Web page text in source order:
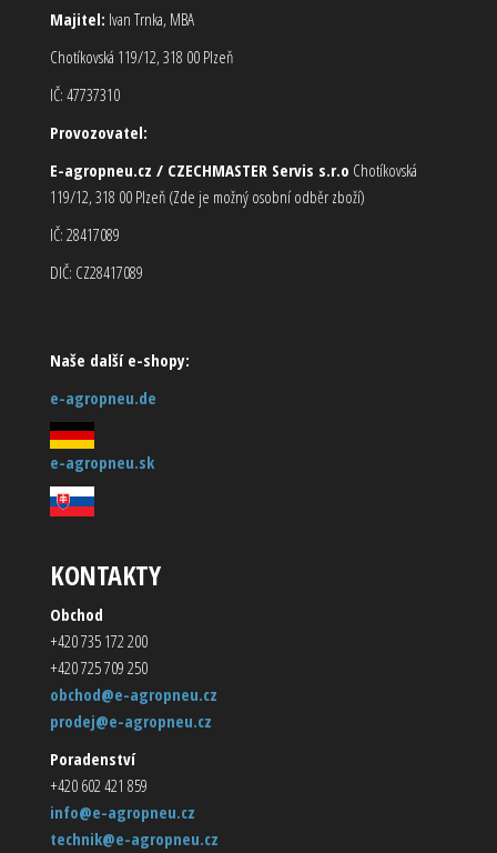
Majitel: Ivan Trnka, MBA
Chotíkovská 119/12, 318 00 Plzeň
IČ: 47737310
Provozovatel:
E-agropneu.cz / CZECHMASTER Servis s.r.o Chotíkovská
119/12, 318 00 Plzeň (Zde je možný osobní odběr zboží)
IČ: 28417089
DIČ: CZ28417089
Naše další e-shopy:
e-agropneu.de
e-agropneu.sk
KONTAKTY
Obchod
+420 735 172 200
+420 725 709 250
obchod@e-agropneu.cz
prodej@e-agropneu.cz
Poradenství
+420 602 421 859
info@e-agropneu.cz
technik@e-agropneu.cz